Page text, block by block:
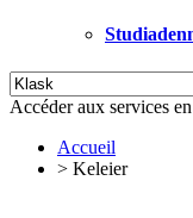
Accéder aux services
Accueil
> Keleier